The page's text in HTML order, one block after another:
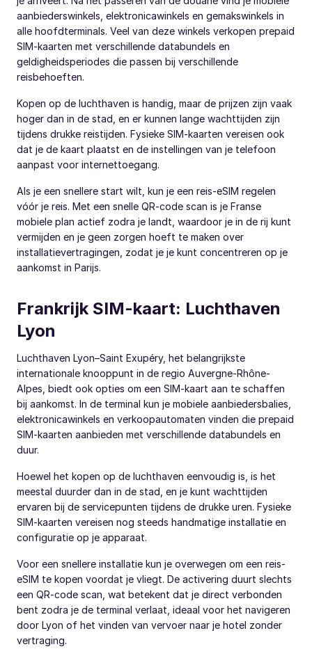
aanbiederswinkels, elektronicawinkels en gemakswinkels in
alle hoofdterminals. Veel van deze winkels verkopen prepaid
SIM-kaarten met verschillende databundels en
geldigheidsperiodes die passen bij verschillende
reisbehoeften.
Kopen op de luchthaven is handig, maar de prijzen zijn vaak
hoger dan in de stad, en er kunnen lange wachttijden zijn
tijdens drukke reistijden. Fysieke SIM-kaarten vereisen ook
dat je de kaart plaatst en de instellingen van je telefoon
aanpast voor internettoegang.
Als je een snellere start wilt, kun je een reis-eSIM regelen
vóór je reis. Met een snelle QR-code scan is je Franse
mobiele plan actief zodra je landt, waardoor je in de rij kunt
vermijden en je geen zorgen hoeft te maken over
installatievertragingen, zodat je je kunt concentreren op je
aankomst in Parijs.
Frankrijk SIM-kaart: Luchthaven
Lyon
Luchthaven Lyon–Saint Exupéry, het belangrijkste
internationale knooppunt in de regio Auvergne-Rhône-
Alpes, biedt ook opties om een SIM-kaart aan te schaffen
bij aankomst. In de terminal kun je mobiele aanbiedersbalies,
elektronicawinkels en verkoopautomaten vinden die prepaid
SIM-kaarten aanbieden met verschillende databundels en
duur.
Hoewel het kopen op de luchthaven eenvoudig is, is het
meestal duurder dan in de stad, en je kunt wachttijden
ervaren bij de servicepunten tijdens de drukke uren. Fysieke
SIM-kaarten vereisen nog steeds handmatige installatie en
configuratie op je apparaat.
Voor een snellere installatie kun je overwegen om een reis-
eSIM te kopen voordat je vliegt. De activering duurt slechts
een QR-code scan, wat betekent dat je direct verbonden
bent zodra je de terminal verlaat, ideaal voor het navigeren
door Lyon of het vinden van vervoer naar je hotel zonder
vertraging.